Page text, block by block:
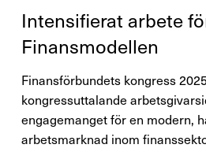
Inten­si­fi­erat arbete
Finans­mo­dellen
Finansförbundets kongress
kongressuttalande
engagemanget för en modern,
arbetsmarknad inom